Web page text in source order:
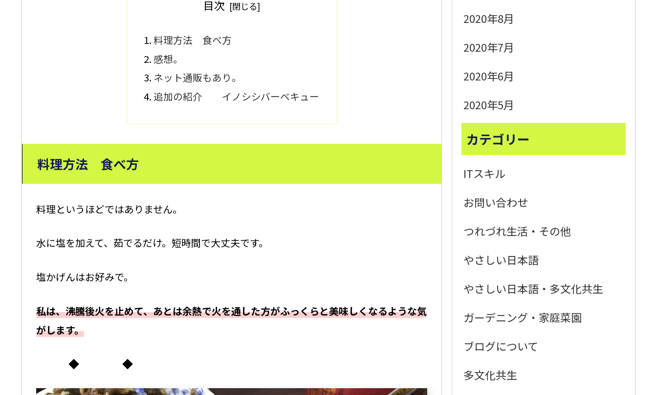
目次
料理方法 食べ方
感想。
ネット通販もあり。
追加の紹介 イノシシバーベキュー
料理方法 食べ方
料理というほどではありません。
水に塩を加えて、茹でるだけ。短時間で大丈夫です。
塩かげんはお好みで。
私は、沸騰後火を止めて、あとは余熱で火を通した方がふっくらと美味しくなるような気
がします。
◆ ◆
2020年8月
2020年7月
2020年6月
2020年5月
カテゴリー
ITスキル
お問い合わせ
つれづれ生活・その他
やさしい日本語
やさしい日本語・多文化共生
ガーデニング・家庭菜園
ブログについて
多文化共生